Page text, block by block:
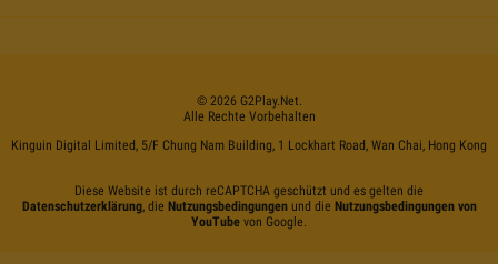
© 2026 G2Play.net.
Alle Rechte Vorbehalten
Kinguin Digital Limited, 5/F Chung Nam Building, 1 Lockhart Road, Wan Chai, Hong Kong
Diese Website ist durch reCAPTCHA geschützt und es gelten die
Datenschutzerklärung, die Nutzungsbedingungenund die Nutzungsbedingungen von
YouTube von Google.